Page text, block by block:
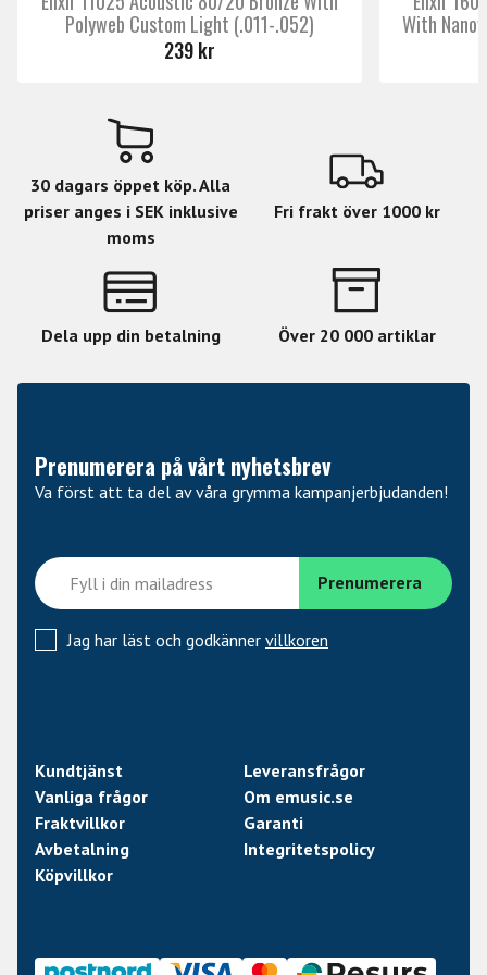
garanterar alltid ett set fräscha strängar.
• Framtagen och tillverkad till sin perfektion av D'Addario i
Polyweb Custom Light (.011-.052)
239 kr
With
30 dagars öppet köp. Alla
priser anges i SEK inklusive
moms
Fri frakt över 1000 kr
Dela upp din betalning Över 20 000 artiklar
Prenumerera på vårt nyhetsbrev
Va först att ta del av våra grymma kampanjerbjudanden!
Jag har läst och godkänner villkoren
Kundtjänst
Leveransfrågor
Vanliga frågor
Om emusic.se
Fraktvillkor
Garanti
Avbetalning
Integritetspolicy
Köpvillkor